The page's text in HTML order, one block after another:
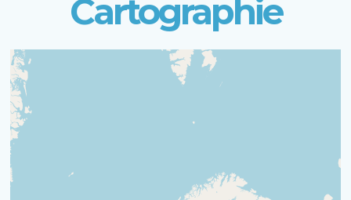
Cartographie